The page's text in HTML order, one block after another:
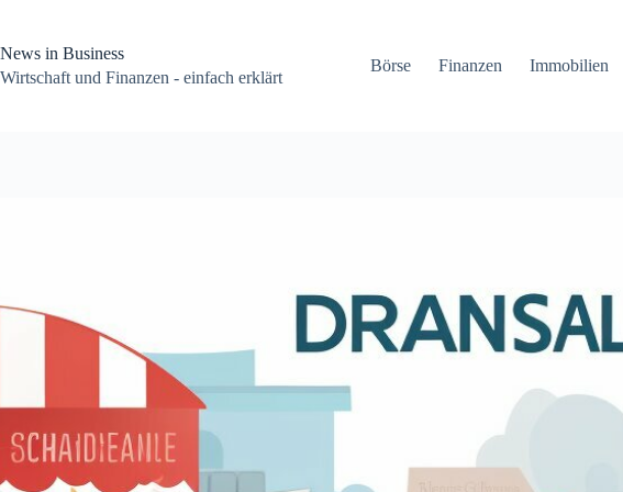
springen
News in Business
Wirtschaft und Finanzen - einfach erklärt
Börse Finanzen Immobilien